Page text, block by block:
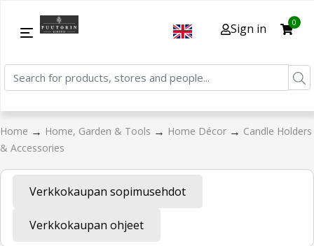
Sign in 0
Home → Home, Garden & Tools → Home Décor → Candle Holders
& Accessories
Verkkokaupan sopimusehdot
Verkkokaupan ohjeet